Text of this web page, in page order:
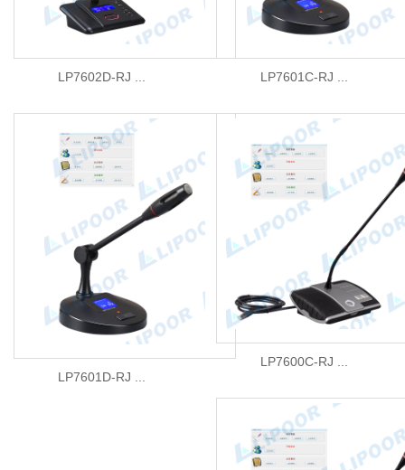
LP7602D-RJ ... LP7601C-RJ ...
LP7601D-RJ ...
LP7600C-RJ ...